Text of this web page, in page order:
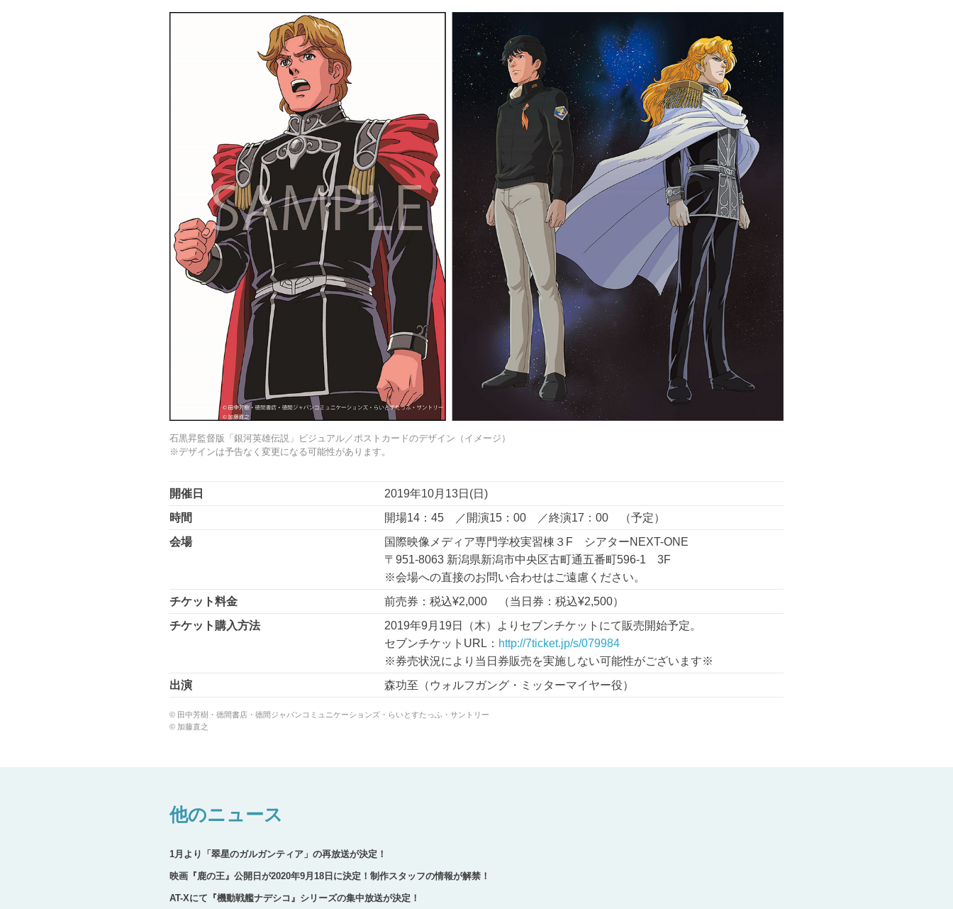
石黒昇監督版「銀河英雄伝説」ビジュアル／ポストカードのデザイン（イメージ）
※デザインは予告なく変更になる可能性があります。
開催日
2019年10月13日(日)
時間
開場14：45 ／開演15：00 ／終演17：00 （予定）
会場
国際映像メディア専門学校実習棟３F シアターNEXT-ONE
〒951-8063 新潟県新潟市中央区古町通五番町596-1 3F
※会場への直接のお問い合わせはご遠慮ください。
チケット料金
前売券：税込¥2,000 （当日券：税込¥2,500）
チケット購入方法
2019年9月19日（木）よりセブンチケットにて販売開始予定。
セブンチケットURL： http://7ticket.jp/s/079984
※券売状況により当日券販売を実施しない可能性がございます※
出演
森功至（ウォルフガング・ミッターマイヤー役）
© 田中芳樹・徳間書店・徳間ジャパンコミュニケーションズ・らいとすたっふ・サントリー
© 加藤直之
他のニュース
1月より「翠星のガルガンティア」の再放送が決定！
映画『鹿の王』公開日が2020年9月18日に決定！制作スタッフの情報が解禁！
AT-Xにて『機動戦艦ナデシコ』シリーズの集中放送が決定！